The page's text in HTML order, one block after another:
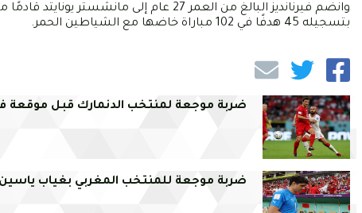
بتسجيله 45 هدفًا في 102 مباراة خاضها مع الشياطين الحمر.
ضربة موجعة لمنتخب الدنمارك قبل موقعة
ضربة موجعة للمنتخب المغربي بغياب ياسين